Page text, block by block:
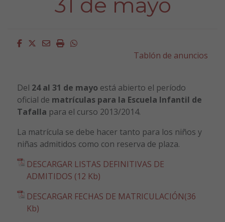
Facebook
Twitter
EmailImprimirWhatsapp
Tablón de anuncios
Del 24 al 31 de mayo está abierto el período
oficial de matrículas para la Escuela Infantil de
Tafalla para el curso 2013/2014.
La matrícula se debe hacer tanto para los niños y
niñas admitidos como con reserva de plaza.
DESCARGAR LISTAS DEFINITIVAS DE
ADMITIDOS (12 Kb)
DESCARGAR FECHAS DE MATRICULACIÓN(36
Kb)